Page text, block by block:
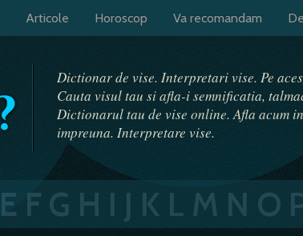
Articole Horoscop Va recomandam
Dictionar de vise. Interpretari vise. Pe
Cauta visul tau si afla-i semnificatia,
Dictionarul tau de vise online. Afla acum
impreuna. Interpretare vise.
E F G H I J K L M N O